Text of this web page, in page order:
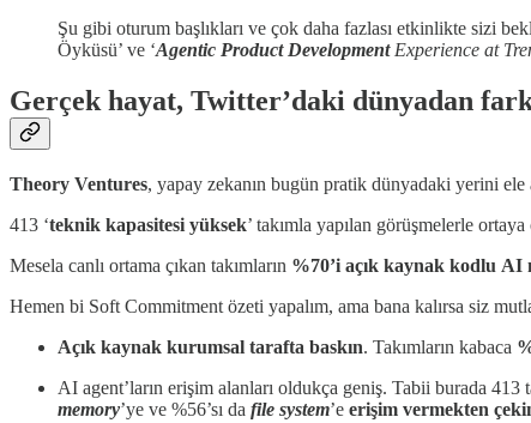
Şu gibi oturum başlıkları ve çok daha fazlası etkinlikte sizi
Öyküsü’ ve ‘Agentic Product Development Experience at
Gerçek hayat, Twitter’daki dünyadan
Theory Ventures, yapay zekanın bugün pratik dünyadaki yerini ele
413 ‘teknik kapasitesi yüksek’ takımla yapılan görüşmelerle ortaya
Mesela canlı ortama çıkan takımların %70’i açık kaynak kodlu AI
Hemen bi Soft Commitment özeti yapalım, ama bana kalırsa siz
Açık kaynak kurumsal tarafta baskın. Takımların kabaca
AI agent’ların erişim alanları oldukça geniş. Tabii burada 413
memory’ye ve %56’sı da file system’e erişim vermekten